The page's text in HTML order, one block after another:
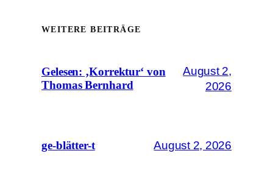
WEITERE BEITRÄGE
Gelesen: ‚Korrektur‘ von
Thomas Bernhard
August 2,
2026
ge-blätter-t August 2, 2026